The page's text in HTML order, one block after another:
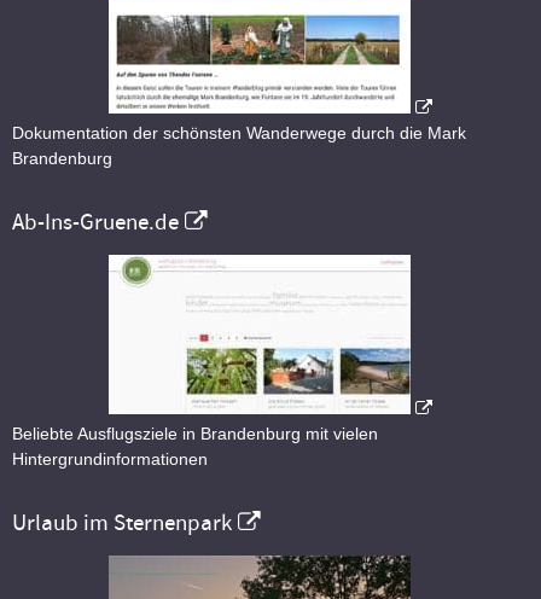
Dokumentation der schönsten Wanderwege durch die Mark
Brandenburg
Ab-Ins-Gruene.de
Beliebte Ausflugsziele in Brandenburg mit vielen
Hintergrundinformationen
Urlaub im Sternenpark